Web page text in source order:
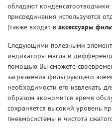
обладают конденсатоотводчики
присоединения используются
(также входят в аксессуары
Следующими полезными
индикаторы масла и
помощью Вы сможете
загрязнения фильтрующего
необходимости его извлекать
образом экономится время
сохраняется высокий уровень
пневмосистемы и чистота